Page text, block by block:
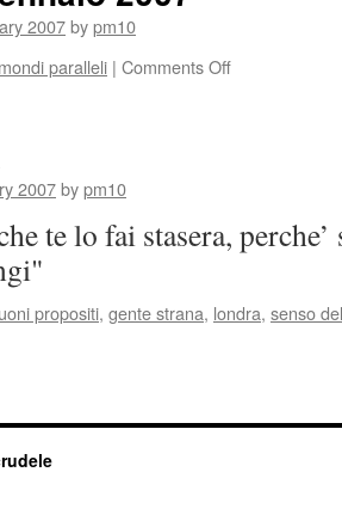
2007bypm10
mondi paralleli | Comments Off
2007bypm10
te lo fai stasera,
propositi, gente strana, londra, senso